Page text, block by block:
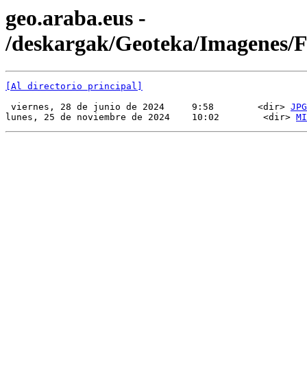
geo.araba.eus -
/deskargak/Geoteka/Imagenes/
[Al directorio principal]
viernes, 28 de junio de 2024     9:58        <dir> JPG
lunes, 25 de noviembre de 2024    10:02        <dir>